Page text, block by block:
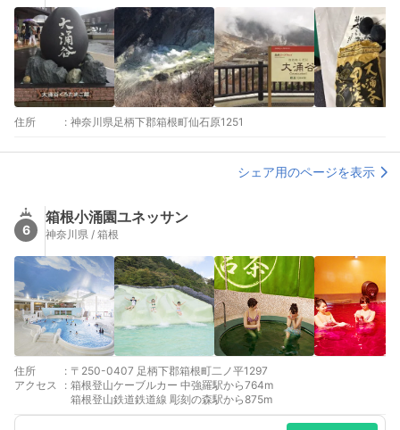
住所 : 神奈川県足柄下郡箱根町仙石原1251
シェア用のページを表示
6
箱根小涌園ユネッサン
神奈川県 / 箱根
住所 : 〒250-0407 足柄下郡箱根町二ノ平1297
アクセス
: 箱根登山ケーブルカー 中強羅駅から764m
箱根登山鉄道鉄道線 彫刻の森駅から875m